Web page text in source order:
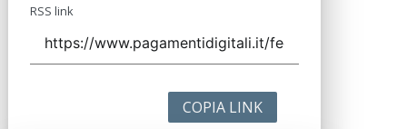
RSS link
COPIA LINK